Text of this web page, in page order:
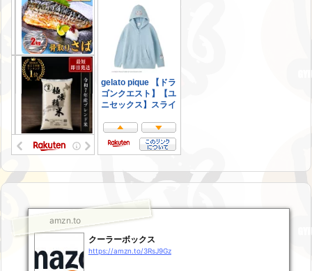
amzn.to
クーラーボックス
https://amzn.to/3RsJ9Gz